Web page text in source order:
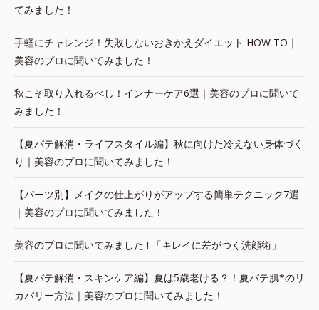
てみました！
手軽にチャレンジ！失敗しないおきかえダイエット HOW TO｜
美容のプロに聞いてみました！
秋こそ取り入れるべし！インナーケア6選｜美容のプロに聞いて
みました！
【夏バテ解消・ライフスタイル編】秋に向けた冷えない身体づく
り｜美容のプロに聞いてみました！
【パーツ別】メイクの仕上がりがアップする簡単テクニック7選
｜美容のプロに聞いてみました！
美容のプロに聞いてみました ! 「キレイに差がつく洗顔術」
【夏バテ解消・スキンケア編】夏は5歳老ける？！夏バテ肌*のリ
カバリー方法｜美容のプロに聞いてみました！